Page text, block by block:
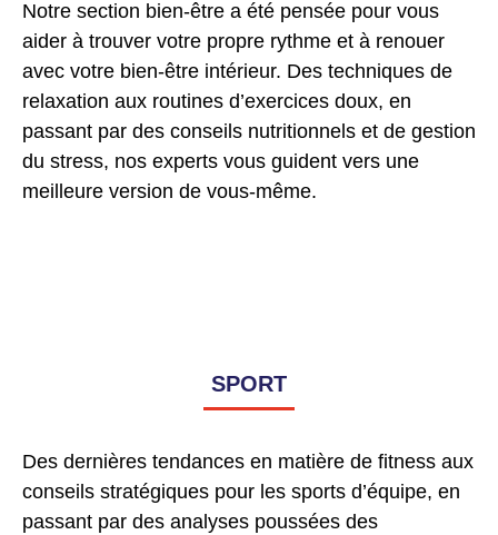
Notre section bien-être a été pensée pour vous
aider à trouver votre propre rythme et à renouer
avec votre bien-être intérieur. Des techniques de
relaxation aux routines d’exercices doux, en
passant par des conseils nutritionnels et de gestion
du stress, nos experts vous guident vers une
meilleure version de vous-même.
SPORT
Des dernières tendances en matière de fitness aux
conseils stratégiques pour les sports d’équipe, en
passant par des analyses poussées des